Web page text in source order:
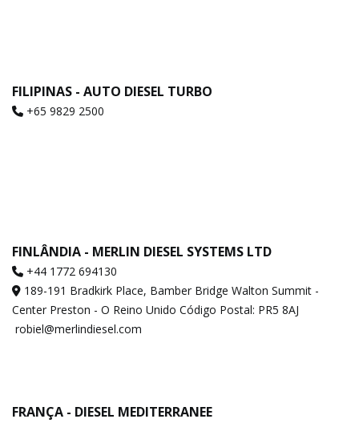
FILIPINAS - AUTO DIESEL TURBO
+65 9829 2500
FINLÂNDIA - MERLIN DIESEL SYSTEMS LTD
+44 1772 694130
189-191 Bradkirk Place, Bamber Bridge Walton Summit -
Center Preston - O Reino Unido Código Postal: PR5 8AJ
robiel@merlindiesel.com
FRANÇA - DIESEL MEDITERRANEE